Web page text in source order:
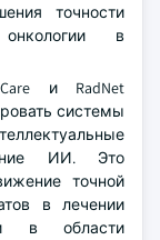
точности
в
и RadNet
системы
ИИ. Это
точной
в лечении
в области